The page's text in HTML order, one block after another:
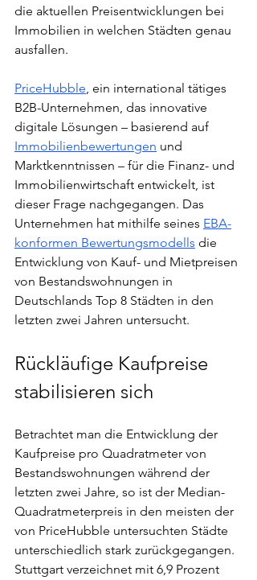
die aktuellen Preisentwicklungen bei
Immobilien in welchen Städten genau
ausfallen.
PriceHubble, ein international tätiges
B2B-Unternehmen, das innovative
digitale Lösungen – basierend auf
Immobilienbewertungen und
Marktkenntnissen – für die Finanz- und
Immobilienwirtschaft entwickelt, ist
dieser Frage nachgegangen. Das
Unternehmen hat mithilfe seines EBA-
konformen Bewertungsmodells die
Entwicklung von Kauf- und Mietpreisen
von Bestandswohnungen in
Deutschlands Top 8 Städten in den
letzten zwei Jahren untersucht.
Rückläufige Kaufpreise
stabilisieren sich
Betrachtet man die Entwicklung der
Kaufpreise pro Quadratmeter von
Bestandswohnungen während der
letzten zwei Jahre, so ist der Median-
Quadratmeterpreis in den meisten der
von PriceHubble untersuchten Städte
unterschiedlich stark zurückgegangen.
Stuttgart verzeichnet mit 6,9 Prozent